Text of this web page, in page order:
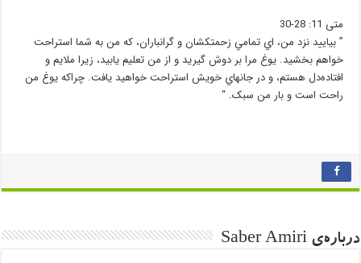
متی 11: 28-30
” بياييد نزد من، اي تمامي زحمتکشان و گرانباران، که من به شما استراحت
خواهم بخشيد. يوغ مرا بر دوش گيريد و از من تعليم يابيد، زيرا ملايم و
افتاده‌دل هستم، و در جانهاي خويش استراحت خواهيد يافت. چرا‌که يوغ من
راحت است و بار من سبک. “
درباره‌ی Saber Amiri